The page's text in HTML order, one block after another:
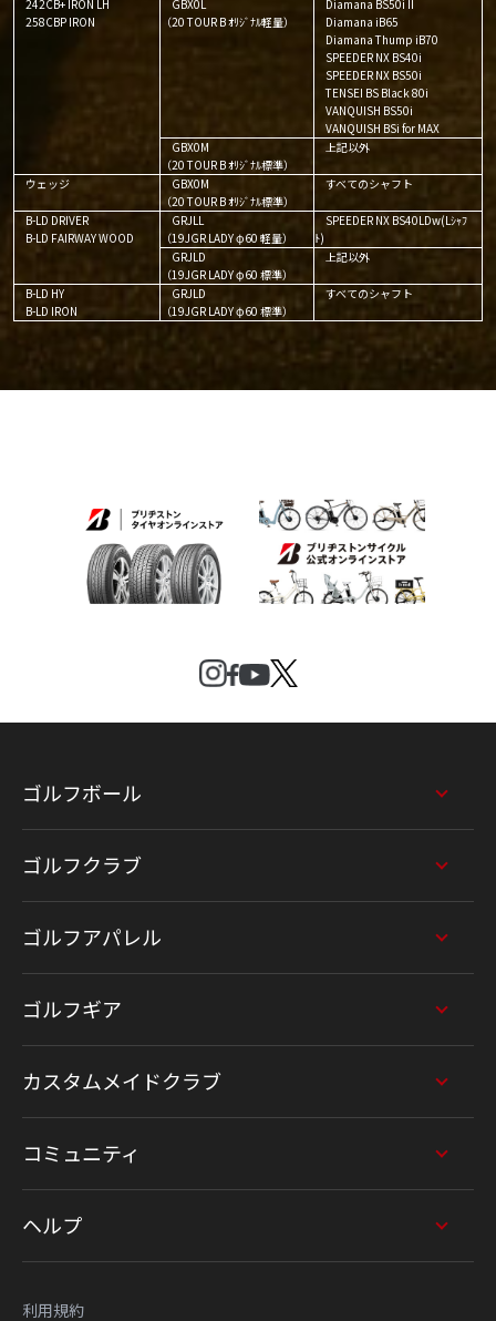
242CB+ IRON LH
258CBP IRON
GBX0L
（20 TOUR B ｵﾘｼﾞﾅﾙ軽量）
Diamana BS50iⅡ
Diamana iB65
Diamana Thump iB70
SPEEDER NX BS40i
SPEEDER NX BS50i
TENSEI BS Black 80i
VANQUISH BS50i
VANQUISH BSi for MAX
GBX0M
（20 TOUR B ｵﾘｼﾞﾅﾙ標準）
上記以外
ウェッジ
GBX0M
（20 TOUR B ｵﾘｼﾞﾅﾙ標準）
すべてのシャフト
B-LD DRIVER
B-LD FAIRWAY WOOD
GRJLL
（19JGR LADY φ60 軽量）
SPEEDER NX BS40LDw(Lｼｬﾌ
ﾄ)
GRJLD
（19JGR LADY φ60 標準）
上記以外
B-LD HY
B-LD IRON
GRJLD
（19JGR LADY φ60 標準）
すべてのシャフト
ゴルフボール
ゴルフクラブ
ゴルフアパレル
ゴルフギア
カスタムメイドクラブ
コミュニティ
ヘルプ
利用規約